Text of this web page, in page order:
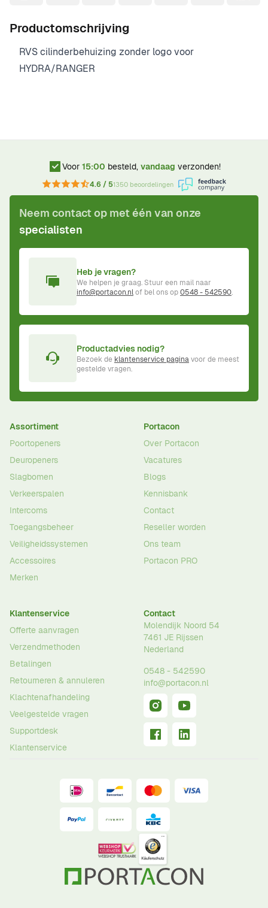
Productomschrijving
RVS cilinderbehuizing zonder logo voor
HYDRA/RANGER
Voor 15:00 besteld, vandaag verzonden!
4.6 / 51350 beoordelingen
Neem contact op met één van onze
specialisten
Heb je vragen?
We helpen je graag. Stuur een mail naar
info@portacon.nlof bel ons op0548 - 542590.
Productadvies nodig?
Bezoek de klantenservice paginavoor de meest
gestelde vragen.
Assortiment
Poortopeners
Deuropeners
Slagbomen
Verkeerspalen
Intercoms
Toegangsbeheer
Veiligheidssystemen
Accessoires
Merken
Portacon
Over Portacon
Vacatures
Blogs
Kennisbank
Contact
Reseller worden
Ons team
Portacon PRO
Klantenservice
Offerte aanvragen
Verzendmethoden
Betalingen
Retourneren & annuleren
Klachtenafhandeling
Veelgestelde vragen
Supportdesk
Klantenservice
Contact
Molendijk Noord 54
7461 JE Rijssen
Nederland
0548 - 542590
info@portacon.nl